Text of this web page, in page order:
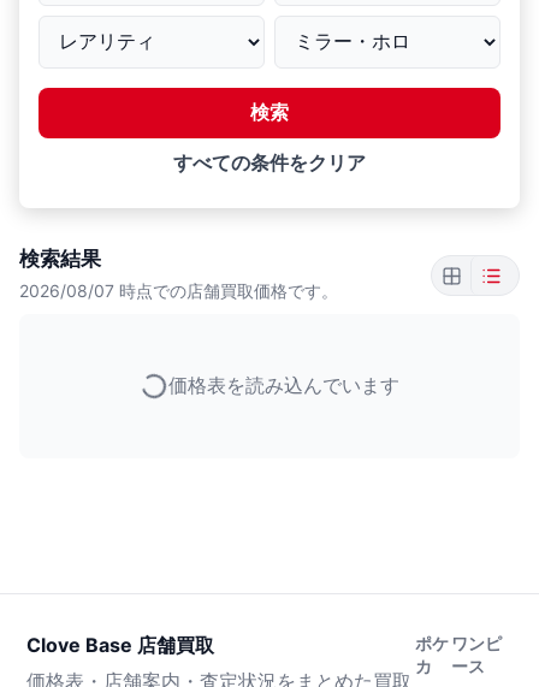
検索
すべての条件をクリア
検索結果
2026/08/07 時点での店舗買取価格です。
価格表を読み込んでいます
Clove Base 店舗買取
価格表・店舗案内・査定状況をまとめた買取
ポケ
カ
ワンピ
ース